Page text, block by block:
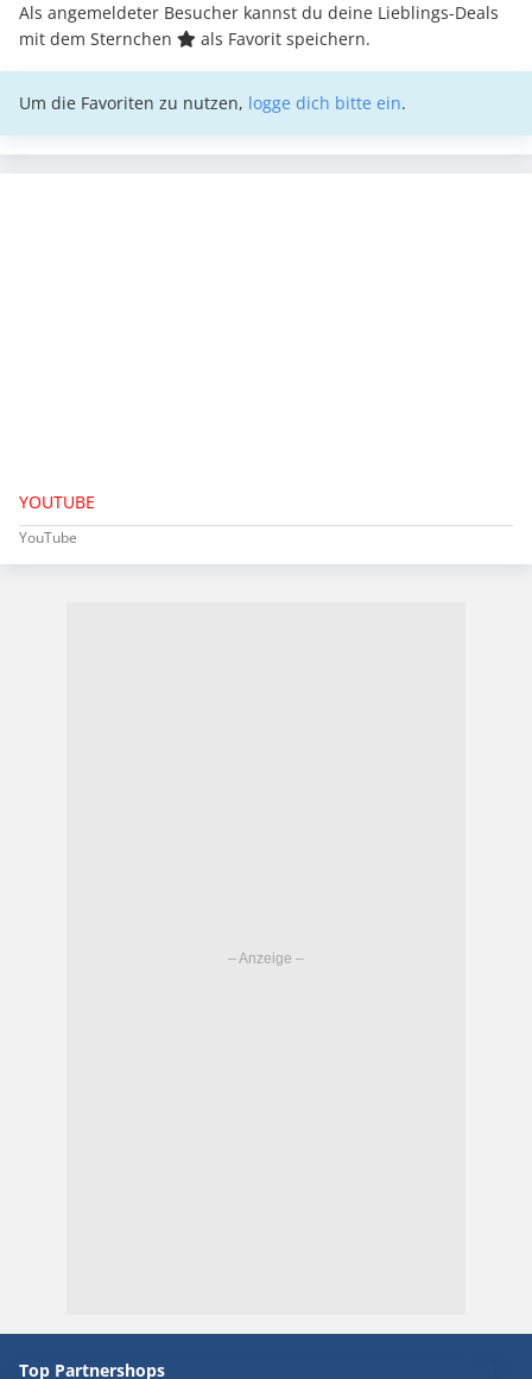
Als angemeldeter Besucher kannst du deine Lieblings-Deals
mit dem Sternchen
als Favorit speichern.
Um die Favoriten zu nutzen, logge dich bitte ein.
YOUTUBE
YouTube
Top Partnershops